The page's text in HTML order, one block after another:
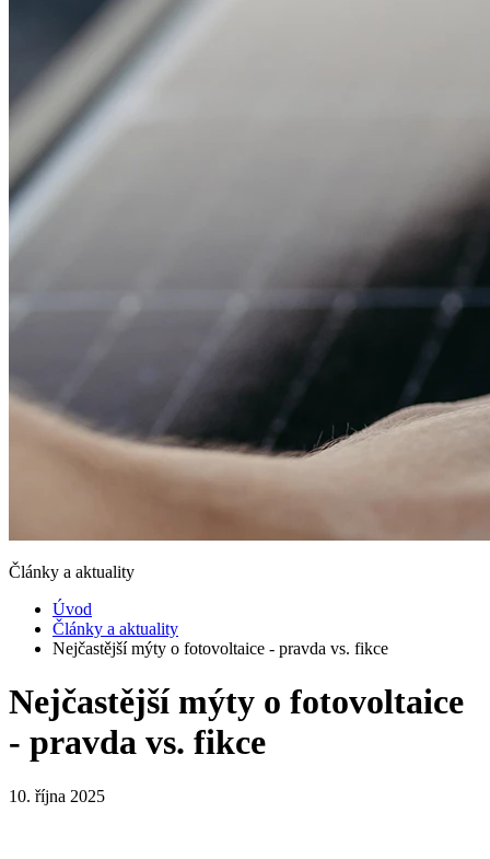
Články a aktuality
Úvod
Články a aktuality
Nejčastější mýty o fotovoltaice - pravda vs. fikce
Nejčastější mýty o fotovoltaice
- pravda vs. fikce
10. října 2025